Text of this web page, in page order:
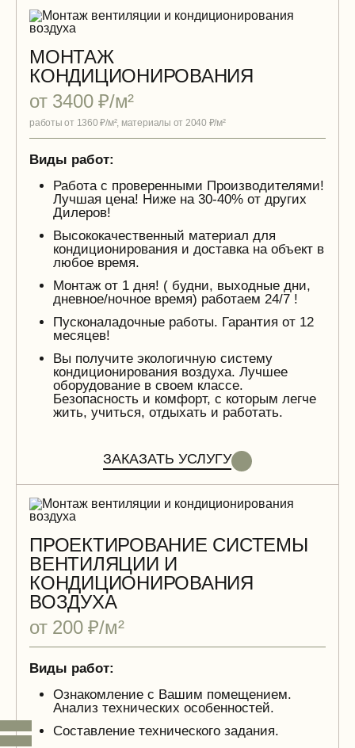
МОНТАЖ
КОНДИЦИОНИРОВАНИЯ
от 3400 ₽/м²
работы от 1360 ₽/м², материалы от 2040 ₽/м²
Виды работ:
Работа с проверенными Производителями!
Лучшая цена! Ниже на 30-40% от других
Дилеров!
Высококачественный материал для
кондиционирования и доставка на объект в
любое время.
Монтаж от 1 дня! ( будни, выходные дни,
дневное/ночное время) работаем 24/7 !
Пусконаладочные работы. Гарантия от 12
месяцев!
Вы получите экологичную систему
кондиционирования воздуха. Лучшее
оборудование в своем классе.
Безопасность и комфорт, с которым легче
жить, учиться, отдыхать и работать.
ЗАКАЗАТЬ УСЛУГУ
ПРОЕКТИРОВАНИЕ СИСТЕМЫ
ВЕНТИЛЯЦИИ И
КОНДИЦИОНИРОВАНИЯ
ВОЗДУХА
от 200 ₽/м²
Виды работ:
Ознакомление с Вашим помещением.
Анализ технических особенностей.
Составление технического задания.